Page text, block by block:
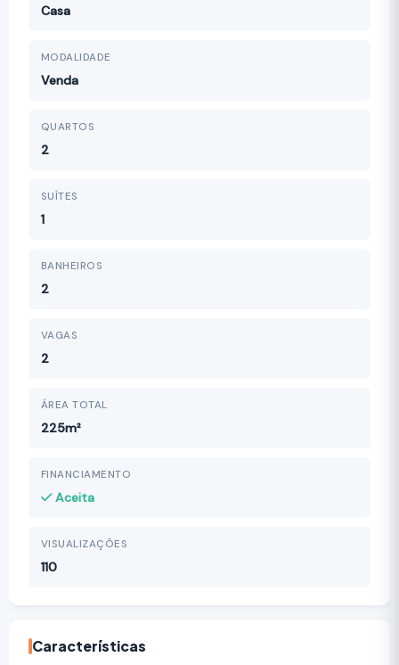
Casa
MODALIDADE
Venda
QUARTOS
2
SUÍTES
1
BANHEIROS
2
VAGAS
2
ÁREA TOTAL
225m²
FINANCIAMENTO
Aceita
VISUALIZAÇÕES
110
Características